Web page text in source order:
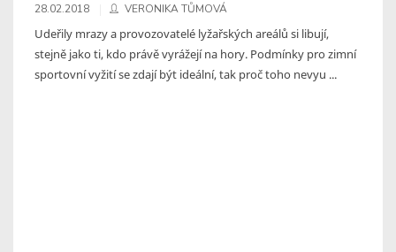
28.02.2018 VERONIKA TŮMOVÁ
Udeřily mrazy a provozovatelé lyžařských areálů si libují,
stejně jako ti, kdo právě vyrážejí na hory. Podmínky pro zimní
sportovní vyžití se zdají být ideální, tak proč toho nevyu ...